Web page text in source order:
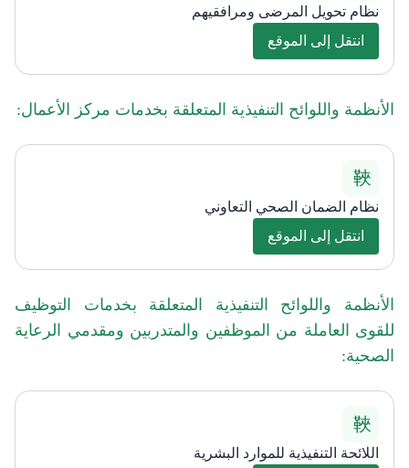
نظام تحويل المرضى ومرافقيهم
انتقل إلى الموقع
الأنظمة واللوائح التنفيذية المتعلقة بخدمات مركز الأعمال:​
نظام الضمان الصحي التعاوني
انتقل إلى الموقع
الأنظمة واللوائح التنفيذية المتعلقة بخدمات التوظيف
للقوى العاملة من الموظفين والمتدربين ومقدمي الرعاية
الصحية:
اللائحة التنفيذية للموارد البشرية